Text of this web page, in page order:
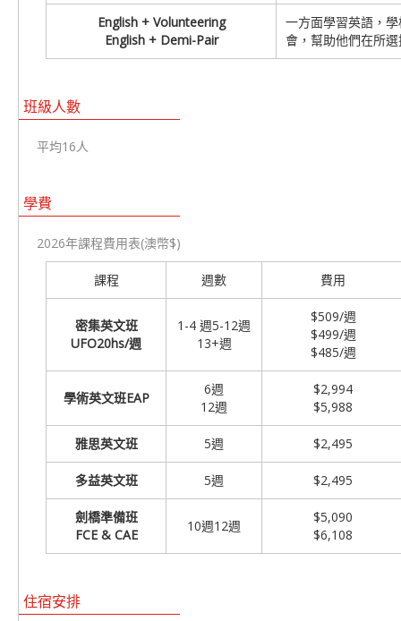
English + Volunteering
English + Demi-Pair
一方面學習英語，
會，幫助他們在所
班級人數
平均16人
學費
2026年課程費用表(澳幣$)
課程 週數 費用
密集英文班
UFO20hs/週
1-4 週5-12週
13+週
$509/週
$499/週
$485/週
學術英文班EAP
6週
12週
$2,994
$5,988
雅思英文班 5週 $2,495
多益英文班 5週 $2,495
劍橋準備班
FCE & CAE
10週12週
$5,090
$6,108
住宿安排